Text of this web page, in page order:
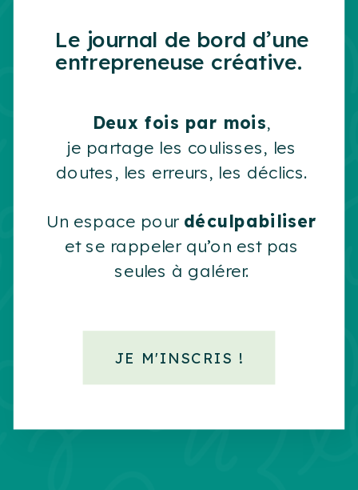
Le journal de bord d’une
entrepreneuse créative.
Deux fois par mois,
je partage les coulisses, les
doutes, les erreurs, les déclics.
Un espace pour déculpabiliser
et se rappeler qu’on est pas
seules à galérer.
JE M'INSCRIS !